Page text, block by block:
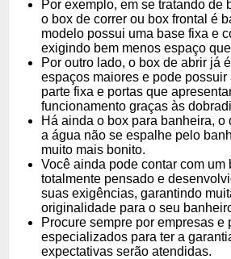
Por exemplo, em se tratando de
o box de correr ou box frontal é
modelo possui uma base fixa e
exigindo bem menos espaço
Por outro lado, o box de abrir já
espaços maiores e pode possuir
parte fixa e portas que
funcionamento graças às
Há ainda o box para banheira,
a água não se espalhe pelo
muito mais bonito.
Você ainda pode contar com um
totalmente pensado e
suas exigências, garantindo
originalidade para o seu
Procure sempre por empresas e
especializados para ter a
expectativas serão atendidas.